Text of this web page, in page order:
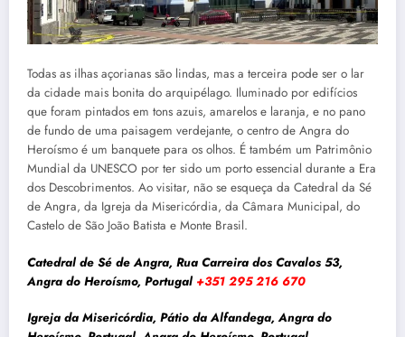
Todas as ilhas açorianas são lindas, mas a terceira pode ser o lar
da cidade mais bonita do arquipélago. Iluminado por edifícios
que foram pintados em tons azuis, amarelos e laranja, e no pano
de fundo de uma paisagem verdejante, o centro de Angra do
Heroísmo é um banquete para os olhos. É também um Patrimônio
Mundial da UNESCO por ter sido um porto essencial durante a Era
dos Descobrimentos. Ao visitar, não se esqueça da Catedral da Sé
de Angra, da Igreja da Misericórdia, da Câmara Municipal, do
Castelo de São João Batista e Monte Brasil.
Catedral de Sé de Angra, Rua Carreira dos Cavalos 53,
Angra do Heroísmo, Portugal +351 295 216 670
Igreja da Misericórdia, Pátio da Alfandega, Angra do